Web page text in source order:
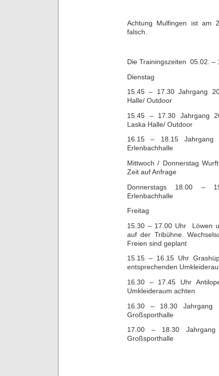
Achtung Mulfingen ist am
falsch.
Die Trainingszeiten 05.02. –
Dienstag
15.45 – 17.30 Jahrgang
Halle/ Outdoor
15.45 – 17.30 Jahrgang
Laska Halle/ Outdoor
16.15 – 18.15
Erlenbachhalle
Mittwoch / Donnerstag
Zeit auf Anfrage
Donnerstags 18.00 –
Erlenbachhalle
Freitag
15.30 – 17.00 Uhr Löwen
auf der Tribühne.
Freien sind geplant
15.15 – 16.15 Uhr
entsprechenden
16.30 – 17.45 Uhr
Umkleideraum achten
16.30 – 18.30
Großsporthalle
17.00 – 18.30
Großsporthalle